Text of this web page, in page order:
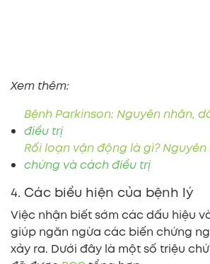
Xem thêm:
Bệnh Parkinson: Nguyên nhân,
điều trị
Rối loạn vận động là gì?
chứng và cách điều trị
4. Các biểu hiện của bệnh lý
Việc nhận biết sớm các dấu hiệu
giúp ngăn ngừa các biến chứng
xảy ra. Dưới đây là một số triệu